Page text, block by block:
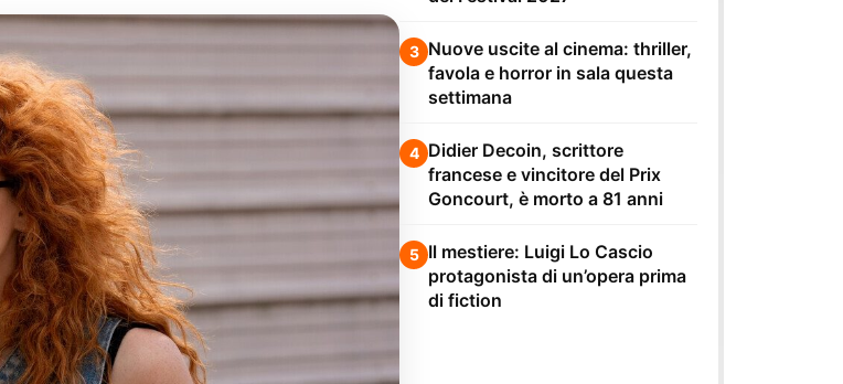
3 Nuove uscite al cinema: thriller,
favola e horror in sala questa
settimana
4 Didier Decoin, scrittore
francese e vincitore del Prix
Goncourt, è morto a 81 anni
5 Il mestiere: Luigi Lo Cascio
protagonista di un’opera prima
di fiction